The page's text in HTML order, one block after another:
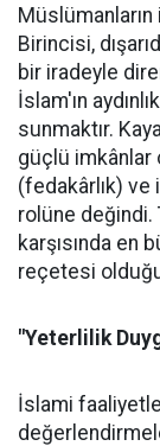
Birincisi,
bir iradeyle
İslam'ın
sunmaktır.
güçlü imkânlar
(fedakârlık) ve
rolüne değindi.
karşısında en
reçetesi
"Yeterlilik
İslami